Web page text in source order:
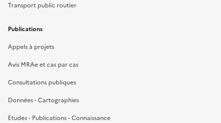
Transport public routier
Publications
Appels à projets
Avis MRAe et cas par cas
Consultations publiques
Données - Cartographies
Etudes - Publications - Connaissance